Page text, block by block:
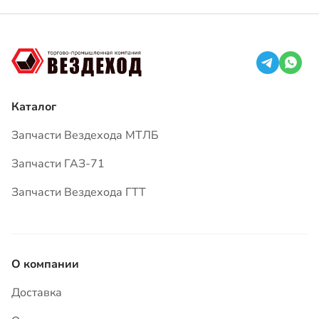
Запчасти ГАЗ-71
Запчасти Вездехода ГТТ
Вопросы и ответы
Статьи